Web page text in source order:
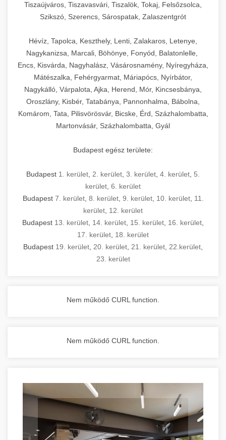
Tiszaújváros, Tiszavasvári, Tiszalök, Tokaj, Felsőzsolca,
Szikszó, Szerencs, Sárospatak, Zalaszentgrót
Hévíz, Tapolca, Keszthely, Lenti, Zalakaros, Letenye,
Nagykanizsa, Marcali, Böhönye, Fonyód, Balatonlelle,
Encs, Kisvárda, Nagyhalász, Vásárosnamény, Nyíregyháza,
Mátészalka, Fehérgyarmat, Máriapócs, Nyírbátor,
Nagykálló, Várpalota, Ajka, Herend, Mór, Kincsesbánya,
Oroszlány, Kisbér, Tatabánya, Pannonhalma, Bábolna,
Komárom, Tata, Pilisvörösvár, Bicske, Érd, Százhalombatta,
Martonvásár, Százhalombatta, Gyál
Budapest egész területe:
Budapest 1. kerület 2. kerület 3. kerület 4. kerület 5.
kerület 6. kerület
Budapest 7. kerület, 8. kerület, 9. kerület, 10. kerület, 11.
kerület 12. kerület
Budapest 13. kerület 14. kerület 15. kerület 16. kerület
17. kerület 18. kerület
Budapest 19. kerület 20. kerület 21. kerület 22.kerület
23. kerület
Nem működő CURL function.
Nem működő CURL function.